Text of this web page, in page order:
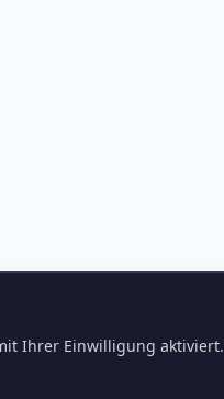
Ihrer Einwilligung aktiviert.